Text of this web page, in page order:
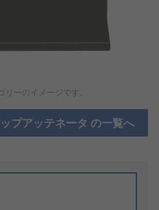
ーのイメージです。
プアッテネータ の一覧へ